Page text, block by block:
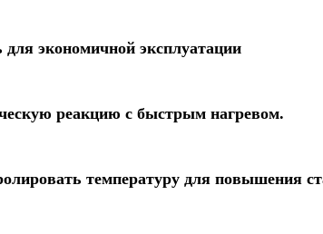
экономичной эксплуатации
реакцию с быстрым нагревом.
температуру для повышения